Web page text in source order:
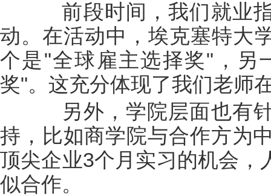
前段时间，我们就业指
动。在活动中，埃克塞特大
个是"全球雇主选择奖"，另
奖"。这充分体现了我们老师
另外，学院层面也有针
持，比如商学院与合作方为
顶尖企业3个月实习的机会，
似合作。